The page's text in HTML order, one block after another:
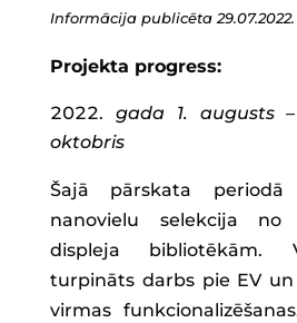
Informācija publicēta 29.07.2022.
Projekta progress:
gada 1. augusts
oktobris
Šajā pārskata
nanovielu selekcija no
displeja bibliotēkām.
turpināts darbs pie EV un
virmas